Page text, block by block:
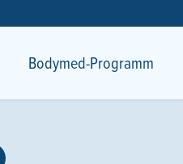
Bodymed-Programm